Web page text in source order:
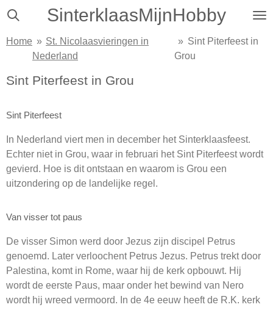
Ga
naar
SinterklaasMijnHobby
Home » St. Nicolaasvieringen in
Nederland
» Sint Piterfeest in
Grou
Sint Piterfeest in Grou
Sint Piterfeest
In Nederland viert men in december het Sinterklaasfeest.
Echter niet in Grou, waar in februari het Sint Piterfeest wordt
gevierd. Hoe is dit ontstaan en waarom is Grou een
uitzondering op de landelijke regel.
Van visser tot paus
De visser Simon werd door Jezus zijn discipel Petrus
genoemd. Later verloochent Petrus Jezus. Petrus trekt door
Palestina, komt in Rome, waar hij de kerk opbouwt. Hij
wordt de eerste Paus, maar onder het bewind van Nero
wordt hij wreed vermoord. In de 4e eeuw heeft de R.K. kerk